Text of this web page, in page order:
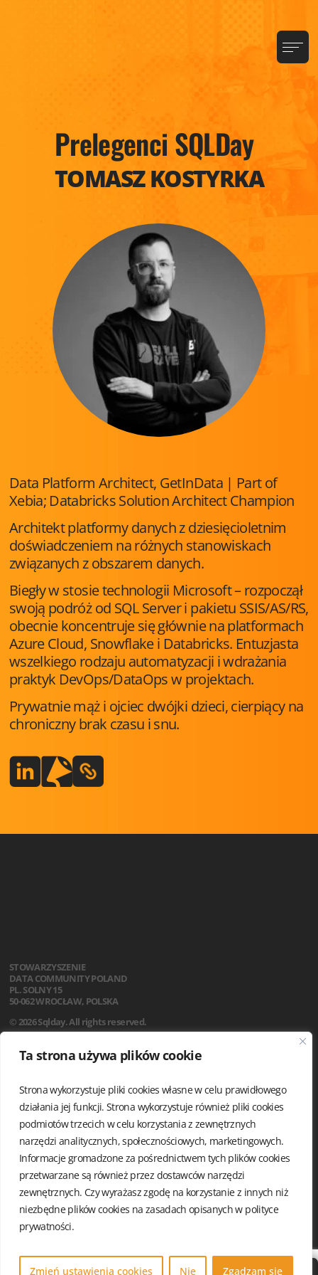
Ta strona używa plików cookie
Strona wykorzystuje pliki cookies własne w celu prawidłowego
działania jej funkcji. Strona wykorzystuje również pliki cookies
podmiotów trzecich w celu korzystania z zewnętrznych
narzędzi analitycznych, społecznościowych, marketingowych.
Informacje gromadzone za pośrednictwem tych plików cookies
przetwarzane są również przez dostawców narzędzi
zewnętrznych. Czy wyrażasz zgodę na korzystanie z innych niż
niezbędne plików cookies na zasadach opisanych w polityce
prywatności.
Zmień ustawienia cookies Nie Zgadzam się
Prelegenci SQLDay
TOMASZ KOSTYRKA
Data Platform Architect, GetInData | Part of
Xebia; Databricks Solution Architect Champion
Architekt platformy danych z dziesięcioletnim
doświadczeniem na różnych stanowiskach
związanych z obszarem danych.
Biegły w stosie technologii Microsoft – rozpoczął
swoją podróż od SQL Server i pakietu SSIS/AS/RS,
obecnie koncentruje się głównie na platformach
Azure Cloud, Snowflake i Databricks. Entuzjasta
wszelkiego rodzaju automatyzacji i wdrażania
praktyk DevOps/DataOps w projektach.
Prywatnie mąż i ojciec dwójki dzieci, cierpiący na
chroniczny brak czasu i snu.
STOWARZYSZENIE
DATA COMMUNITY POLAND
PL. SOLNY 15
50-062 WROCŁAW, POLSKA
© 2026 Sqlday. All rights reserved.
WARSZTATY
LOKALIZACJA
KODEKS POSTĘPOWANIA
FAQ
REGULAMIN
AKTUALNOŚCI
POLITYKA PRYWATNOŚCI